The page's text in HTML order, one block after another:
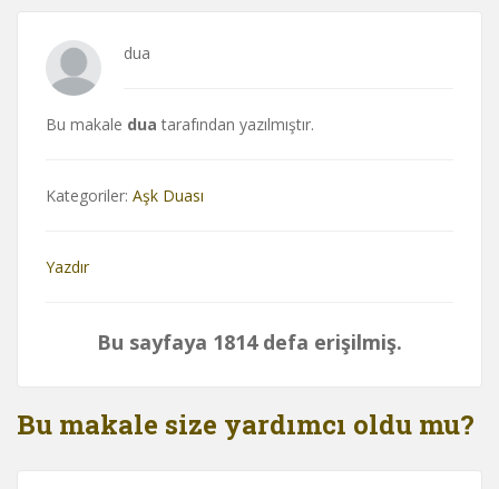
dua
Bu makale dua tarafından yazılmıştır.
Kategoriler: Aşk Duası
Yazdır
Bu sayfaya 1814 defa erişilmiş.
Bu makale size yardımcı oldu mu?